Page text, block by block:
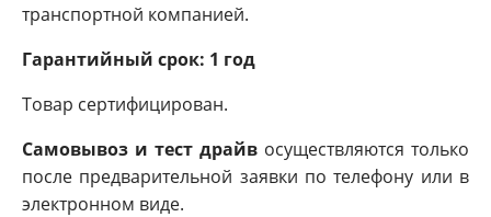
транспортной компанией.
Гарантийный срок: 1 год
Товар сертифицирован.
Самовывоз и тест драйв осуществляются только
после предварительной заявки по телефону или в
электронном виде.